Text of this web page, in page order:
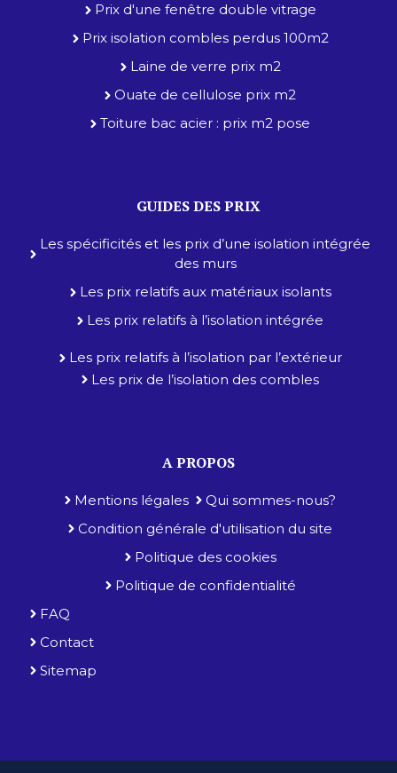
Prix d'une fenêtre double vitrage
Prix isolation combles perdus 100m2
Laine de verre prix m2
Ouate de cellulose prix m2
Toiture bac acier : prix m2 pose
GUIDES DES PRIX
Les spécificités et les prix d’une isolation intégrée
des murs
Les prix relatifs aux matériaux isolants
Les prix relatifs à l’isolation intégrée
Les prix relatifs à l’isolation par l’extérieur
Les prix de l’isolation des combles
A PROPOS
Mentions légales
Qui sommes-nous?
Condition générale d'utilisation du site
Politique des cookies
Politique de confidentialité
FAQ
Contact
Sitemap